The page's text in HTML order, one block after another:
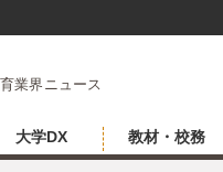
業界ニュース
大学DX 教材・校務